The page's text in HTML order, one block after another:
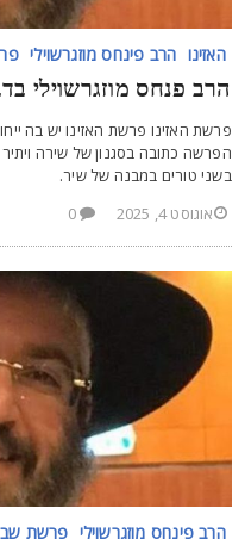
האזינו הרב פינחס מוזגרשוילי
פנחס מוזגרשוילי
האזינו פרשת האזינו יש בה
כתובה בסגנון של שירה
טורים במבנה של שיר.
אוגוסט 4, 2025
0
הרב פינחס מוזגרשוילי פרשת